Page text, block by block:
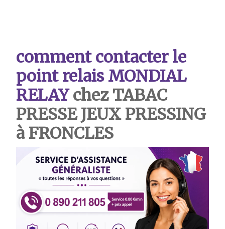
comment contacter le
point relais MONDIAL
RELAYchez TABAC
PRESSE JEUX PRESSING
à FRONCLES